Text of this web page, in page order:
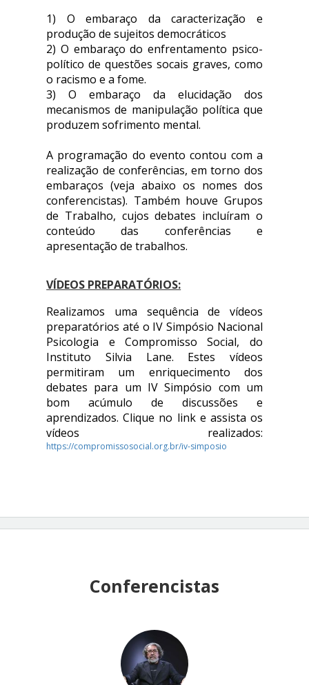
1) O embaraço da caracterização e
produção de sujeitos democráticos
2) O embaraço do enfrentamento psico-
político de questões socais graves, como
o racismo e a fome.
3) O embaraço da elucidação dos
mecanismos de manipulação política que
produzem sofrimento mental.
A programação do evento contou com a
realização de conferências, em torno dos
embaraços (veja abaixo os nomes dos
conferencistas). Também houve Grupos
de Trabalho, cujos debates incluíram o
conteúdo das conferências e
apresentação de trabalhos.
VÍDEOS PREPARATÓRIOS:
Realizamos uma sequência de vídeos
preparatórios até o IV Simpósio Nacional
Psicologia e Compromisso Social, do
Instituto Silvia Lane. Estes vídeos
permitiram um enriquecimento dos
debates para um IV Simpósio com um
bom acúmulo de discussões e
aprendizados. Clique no link e assista os
vídeos realizados:
https://compromissosocial.org.br/iv-simposio
Conferencistas